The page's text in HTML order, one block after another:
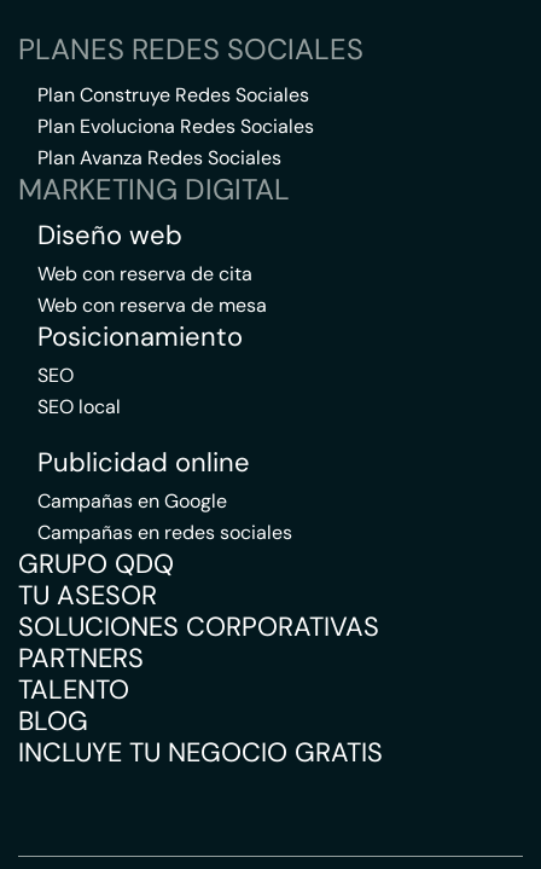
PLANES REDES SOCIALES
Plan Construye Redes Sociales
Plan Evoluciona Redes Sociales
Plan Avanza Redes Sociales
MARKETING DIGITAL
Diseño web
Web con reserva de cita
Web con reserva de mesa
Posicionamiento
SEO
SEO local
Publicidad online
Campañas en Google
Campañas en redes sociales
GRUPO QDQ
TU ASESOR
SOLUCIONES CORPORATIVAS
PARTNERS
TALENTO
BLOG
INCLUYE TU NEGOCIO GRATIS